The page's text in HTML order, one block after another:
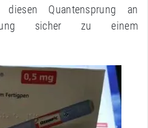
Quantensprung an
sicher zu einem